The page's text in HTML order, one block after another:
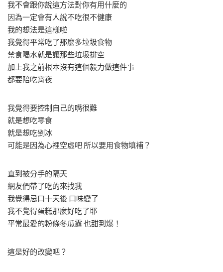
我不會跟你說這方法對你有用什麼的
因為一定會有人說不吃很不健康
我的想法是這樣啦
我覺得平常吃了那麼多垃圾食物
禁食喝水就是讓那些垃圾排空
加上我之前根本沒有這個毅力做這件事
都要陪吃宵夜
我覺得要控制自己的嘴很難
就是想吃零食
就是想吃剉冰
可能是因為心裡空虛吧 所以要用食物填補？
直到被分手的隔天
網友們帶了吃的來找我
我覺得忌口十天後 口味變了
我不覺得蛋糕那麼好吃了耶
平常最愛的粉條冬瓜露 也甜到爆！
這是好的改變吧？